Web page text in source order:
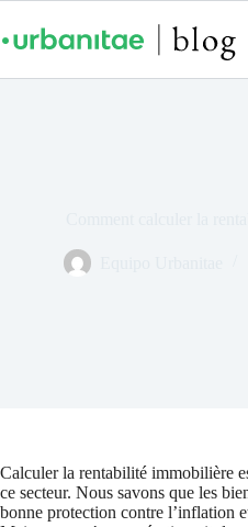
Calculer la rentabilité immobilière
ce secteur. Nous savons que les
bonne protection contre l’inflation